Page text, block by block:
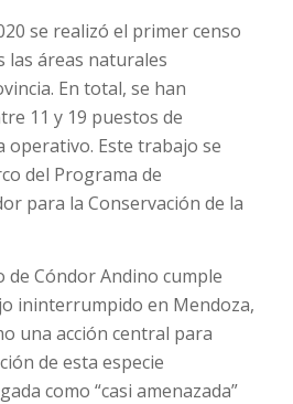
se realizó el primer censo
las áreas naturales
En total, se han
11 y 19 puestos de
operativo. Este trabajo se
del Programa de
para la Conservación de la
de Cóndor Andino cumple
ininterrumpido en Mendoza,
una acción central para
de esta especie
como “casi amenazada”